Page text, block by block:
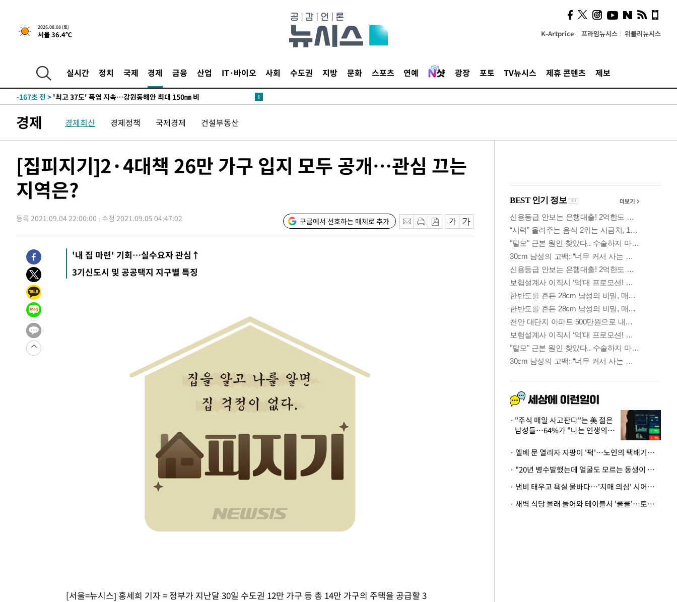
2026.08.08 (토)
서울 36.4℃ K-Artprice 프라임뉴시스 위클리뉴시스
실시간 정치 국제 경제 금융 산업 IT·바이오 사회 수도권 지방 문화 스포츠 연예 광장 포토 TV뉴시스 제휴 콘텐츠 제보
-20408초 전 >남자 농구, 나고야 아시안게임서 '홈팀' 일본과 한일전
-19784초 전 >여수 오동도 해상서 모터보트 전복…1명 사망·1명 실종
주 날씨]
-13029초 전 >
축구협회 "압수수색·성접대 논란 사과…쇄신의 기회로 삼겠다"
-11546초 전 >
송"
-167초 전 > '최고 37도' 폭염 지속…강원동해안 최대 150㎜ 비
-29077초 전 >
강릉에 시간당 81.4㎜ 물폭탄…도로 잠기고 담벼락 붕괴
-25184초 전 >백운산서 80년근 천종산삼 9뿌리 발견…감정가 1.3억원
-20428초 전 >남자 농구, 나고야 아시안게임서 '홈팀' 일본과 한일전
-19804초 전 >여수 오동도 해상서 모터보트 전복…1명 사망·1명 실종
-16031초 전 >극한폭염 한풀 꺾이지만…'낮 최고 35도' 무더위, 열대야 계속[다음
-11566초 전 >[속보]'압수수색·성접대 논란' 축구협회 "실망과 걱정 안겨드려 죄
송"
-187초 전 >'최고 37도' 폭염 지속…강원동해안 최대 150㎜ 비
1시간 전 >
[속보]뉴욕증시 상승 마감…S&P 0.6% 나스닥 1.3%↑
경제 경제최신 경제정책 국제경제 건설부동산
[집피지기]2·4대책 26만 가구 입지 모두 공개…관심 끄는
지역은?
등록 2021.09.04 22:00:00 수정 2021.09.05 04:47:02 구글에서 선호하는 매체로 추가
'내 집 마련' 기회…실수요자 관심↑
3기신도시 및 공공택지 지구별 특징
[서울=뉴시스] 홍세희 기자 = 정부가 지난달 30일 수도권 12만 가구 등 총 14만 가구의 주택을 공급할 3
사이 해답 찾았죠"…알을
깨고 나온 '초자아'
"주식 매일 사고판다"는 美 젊은
남성들…64%가 "나는 인생의
· 엘베 문 열리자 지팡이 '퍽'…노인의 택배기사 폭행 이유
· "20년 병수발했는데 얼굴도 모르는 동생이 유산 절반을"…배다른 형제 상속권 있을까
· 냄비 태우고 욕실 물바다…'치매 의심' 시어머니 검사 권유했다가 '날벼락'
· 새벽 식당 몰래 들어와 테이블서 '쿨쿨'…토사물 남기고 사라진 남성